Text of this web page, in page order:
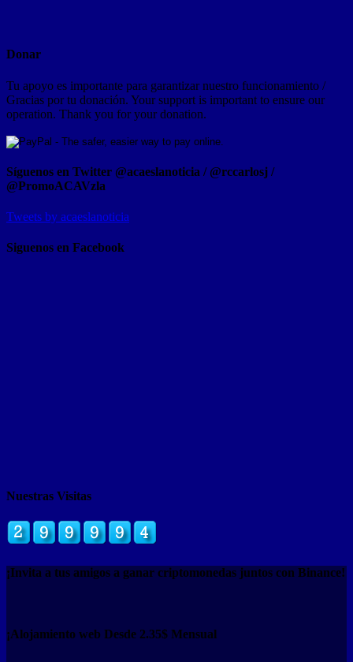
Donar
Tu apoyo es importante para garantizar nuestro funcionamiento /
Gracias por tu donación. Your support is important to ensure our
operation. Thank you for your donation.
Síguenos en Twitter @acaeslanoticia / @rccarlosj /
@PromoACAVzla
Tweets by acaeslanoticia
Siguenos en Facebook
Nuestras Visitas
¡Invita a tus amigos a ganar criptomonedas juntos con Binance!
¡Alojamiento web Desde 2.35$ Mensual